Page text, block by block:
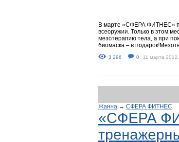
В марте «СФЕРА ФИТНЕС»
всеоружии. Только в этом
мезотерапию тела, а при
биомаска – в
3 296 0 11 марта
Жанна → СФЕРА ФИТНЕС
«СФЕРА